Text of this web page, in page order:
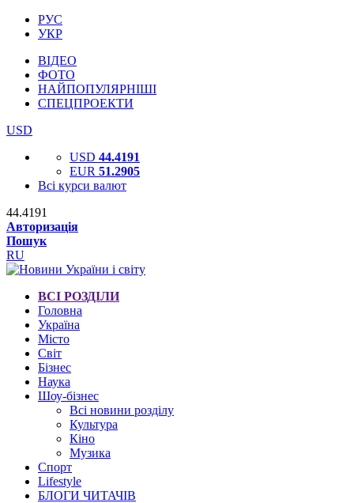
РУС
УКР
ВІДЕО
ФОТО
НАЙПОПУЛЯРНІШІ
СПЕЦПРОЕКТИ
USD
USD 44.4191
EUR 51.2905
Всі курси валют
44.4191
Авторизація
Пошук
RU
ВСІ РОЗДІЛИ
Головна
Україна
Місто
Світ
Бізнес
Наука
Шоу-бізнес
Всі новини розділу
Культура
Кіно
Музика
Спорт
Lifestyle
БЛОГИ ЧИТАЧІВ